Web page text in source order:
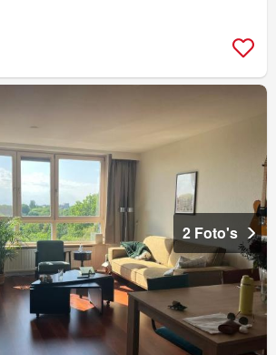
2 Foto's